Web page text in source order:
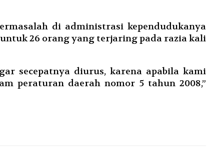
di administrasi kependudukanya
26 orang yang terjaring pada razia kali
secepatnya diurus, karena apabila kami
peraturan daerah nomor 5 tahun 2008,”